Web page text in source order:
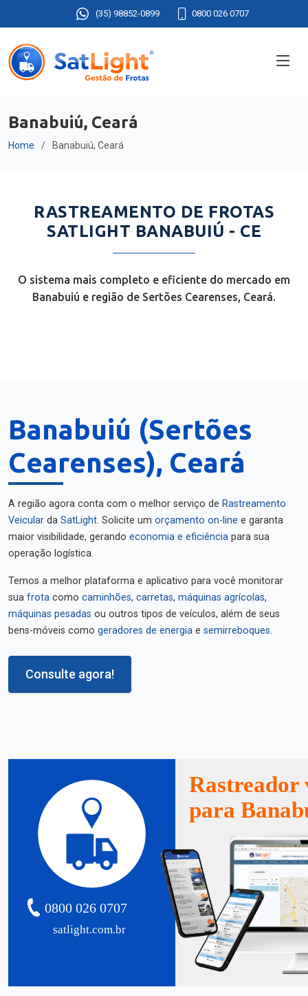
(35) 98852-0899 0800 026 0707
Banabuiú, Ceará
Home Banabuiú, Ceará
RASTREAMENTO DE FROTAS
SATLIGHT BANABUIÚ - CE
O sistema mais completo e eficiente do mercado em
Banabuiú e região de Sertões Cearenses, Ceará.
Banabuiú (Sertões
Cearenses), Ceará
A região agora conta com o melhor serviço de Rastreamento
Veicular da SatLight. Solicite um orçamento on-line e garanta
maior visibilidade, gerando economia e eficiência para sua
operação logística.
Temos a melhor plataforma e aplicativo para você monitorar
sua frota como caminhões, carretas, máquinas agrícolas,
máquinas pesadas ou outros tipos de veículos, além de seus
bens-móveis como geradores de energia e semirreboques.
Consulte agora!
satlight.com.br
0800 026 0707
Rastreador
para